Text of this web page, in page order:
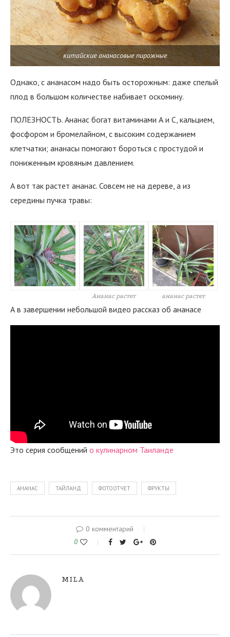
китайские ананасовые пирожные
Однако, с ананасом надо быть осторожным: даже спелый
плод в большом количестве набивает оскомину.
ПОЛЕЗНОСТЬ. Ананас богат витаминами А и С, кальцием,
фосфором и бромелайном, с высоким содержанием
клетчатки; ананасы помогают бороться с простудой и
пониженным кровяным давлением.
А вот так растет ананас. Совсем не на дереве, а из
середины пучка травы:
Ананас растет ананас растет
А в завершении небольшой видео рассказ об ананасе
Это серия сообщений о кулинарном Таиланде
АНАНАС ТАЙЛАНД ФОТООТЧЕТ ФРУКТЫ
0 комментарий
0
MILA